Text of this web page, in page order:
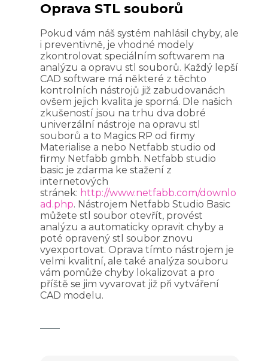
Oprava STL souborů
Pokud vám náš systém nahlásil chyby, ale
i preventivně, je vhodné modely
zkontrolovat speciálním softwarem na
analýzu a opravu stl souborů. Každý lepší
CAD software má některé z těchto
kontrolních nástrojů již zabudovanách
ovšem jejich kvalita je sporná. Dle našich
zkušeností jsou na trhu dva dobré
univerzální nástroje na opravu stl
souborů a to Magics RP od firmy
Materialise a nebo Netfabb studio od
firmy Netfabb gmbh. Netfabb studio
basic je zdarma ke stažení z
internetových
stránek: http://www.netfabb.com/downlo
ad.php. Nástrojem Netfabb Studio Basic
můžete stl soubor otevřít, provést
analýzu a automaticky opravit chyby a
poté opravený stl soubor znovu
vyexportovat. Oprava tímto nástrojem je
velmi kvalitní, ale také analýza souboru
vám pomůže chyby lokalizovat a pro
příště se jim vyvarovat již při vytváření
CAD modelu.